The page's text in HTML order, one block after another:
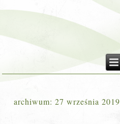
archiwum:27 września 2019